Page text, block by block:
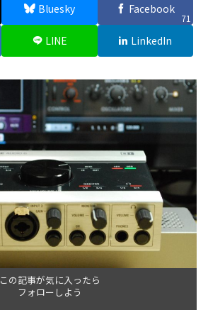
Bluesky Facebook
71
LINE LinkedIn
この記事が気に入ったら
フォローしよう